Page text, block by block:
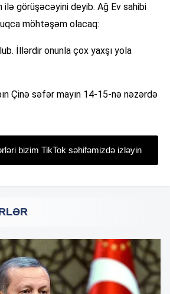
ilə görüşəcəyini deyib. Ağ Ev sahibi
möhtəşəm olacaq:
İllərdir onunla çox yaxşı yola
Çinə səfər mayın 14-15-nə nəzərdə
bizim TikTok səhifəmizdə izləyin